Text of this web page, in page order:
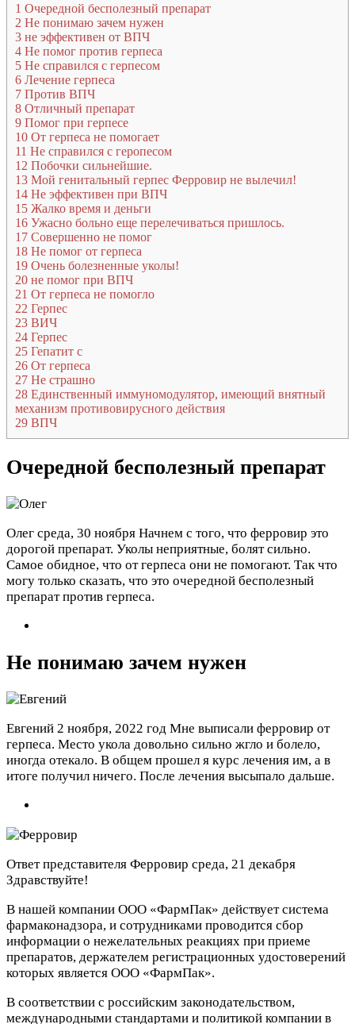
1 Очередной бесполезный препарат
2 Не понимаю зачем нужен
3 не эффективен от ВПЧ
4 Не помог против герпеса
5 Не справился с герпесом
6 Лечение герпеса
7 Против ВПЧ
8 Отличный препарат
9 Помог при герпесе
10 От герпеса не помогает
11 Не справился с геропесом
12 Побочки сильнейшие.
13 Мой генитальный герпес Ферровир не вылечил!
14 Не эффективен при ВПЧ
15 Жалко время и деньги
16 Ужасно больно еще перелечиваться пришлось.
17 Совершенно не помог
18 Не помог от герпеса
19 Очень болезненные уколы!
20 не помог при ВПЧ
21 От герпеса не помогло
22 Герпес
23 ВИЧ
24 Герпес
25 Гепатит с
26 От герпеса
27 Не страшно
28 Единственный иммуномодулятор, имеющий внятный
механизм противовирусного действия
29 ВПЧ
Очередной бесполезный препарат
Олег среда, 30 ноября Начнем с того, что ферровир это
дорогой препарат. Уколы неприятные, болят сильно.
Самое обидное, что от герпеса они не помогают. Так что
могу только сказать, что это очередной бесполезный
препарат против герпеса.
Не понимаю зачем нужен
Евгений 2 ноября, 2022 год Мне выписали ферровир от
герпеса. Место укола довольно сильно жгло и болело,
иногда отекало. В общем прошел я курс лечения им, а в
итоге получил ничего. После лечения высыпало дальше.
Ответ представителя Ферровир среда, 21 декабря
Здравствуйте!
В нашей компании ООО «ФармПак» действует система
фармаконадзора, и сотрудниками проводится сбор
информации о нежелательных реакциях при приеме
препаратов, держателем регистрационных удостоверений
которых является ООО «ФармПак».
В соответствии с российским законодательством,
международными стандартами и политикой компании в